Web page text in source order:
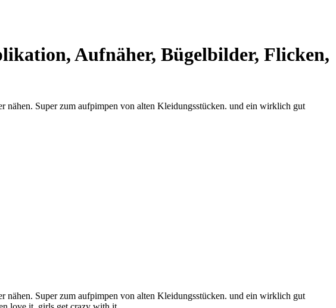
Aufnäher, Bügelbilder, Flicken,
nähen. Super zum aufpimpen von alten Kleidungsstücken. und ein wirklich gut
nähen. Super zum aufpimpen von alten Kleidungsstücken. und ein wirklich gut